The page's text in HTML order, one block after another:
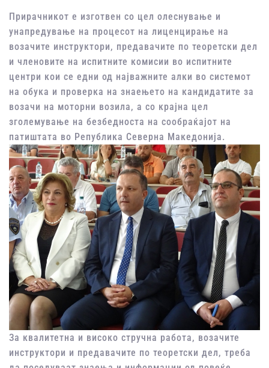
Прирачникот е изготвен со цел олеснување и
унапредување на процесот на лиценцирање на
возачите инструктори, предавачите по теоретски дел
и членовите на испитните комисии во испитните
центри кои се едни од најважните алки во системот
на обука и проверка на знаењето на кандидатите за
возачи на моторни возила, а со крајна цел
зголемување на безбедноста на сообраќајот на
патиштата во Република Северна Македонија.
За квалитетна и високо стручна работа, возачите
инструктори и предавачите по теоретски дел, треба